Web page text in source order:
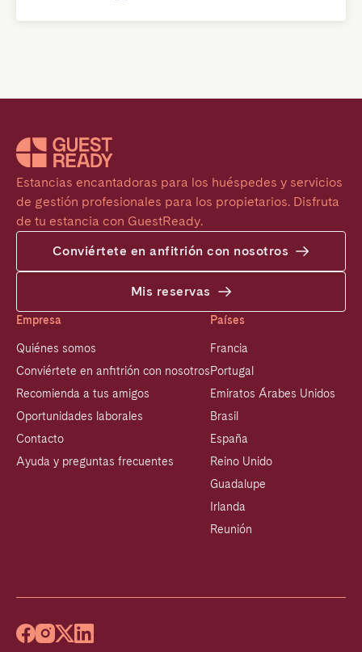
Estancias encantadoras para los huéspedes y servicios
de gestión profesionales para los propietarios. Disfruta
de tu estancia con GuestReady.
Conviértete en anfitrión con nosotros
Mis reservas
Empresa
Quiénes somos
Conviértete en anfitrión con nosotros
Recomienda a tus amigos
Oportunidades laborales
Contacto
Ayuda y preguntas frecuentes
Países
Francia
Portugal
Emiratos Árabes Unidos
Brasil
España
Reino Unido
Guadalupe
Irlanda
Reunión